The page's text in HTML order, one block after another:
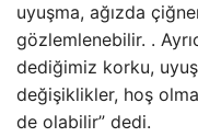
uyuşma, ağızda
gözlemlenebilir. .
dediğimiz korku,
değişiklikler, hoş
de olabilir” dedi.